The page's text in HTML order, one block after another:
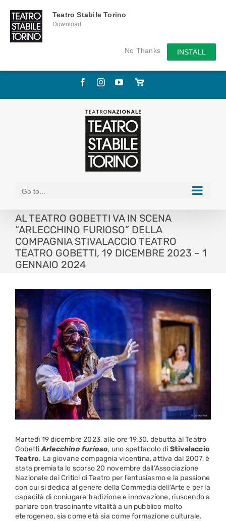
Teatro Stabile Torino
Download
No Thanks INSTALL
Skip
FacebookInstagramYouTube
Store
Go to...
AL TEATRO GOBETTI VA IN SCENA
“ARLECCHINO FURIOSO” DELLA
COMPAGNIA STIVALACCIO TEATRO
TEATRO GOBETTI, 19 DICEMBRE 2023 – 1
GENNAIO 2024
Martedì 19 dicembre 2023, alle ore 19.30, debutta al Teatro
GobettiArlecchino furioso, uno spettacolo di Stivalaccio
Teatro. La giovane compagnia vicentina, attiva dal 2007, è
stata premiata lo scorso 20 novembre dall’Associazione
Nazionale dei Critici di Teatro per l’entusiasmo e la passione
con cui si dedica al genere della Commedia dell’Arte e per la
capacità di coniugare tradizione e innovazione, riuscendo a
parlare con trascinante vitalità a un pubblico molto
eterogeneo, sia come età sia come formazione culturale.